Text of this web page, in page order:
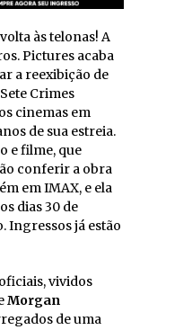
às telonas! A
Pictures acaba
a reexibição de
Crimes
cinemas em
de sua estreia.
e filme, que
conferir a obra
em IMAX, e ela
dias 30 de
Ingressos já estão
vividos
Morgan
de uma